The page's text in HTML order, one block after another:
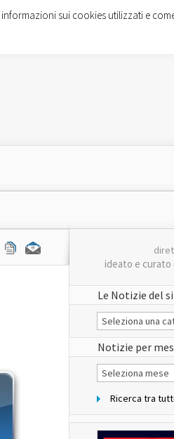
ideato e curato
Le Notizie del
Le
Notizie
del
sito
Notizie per
Notizie
per
Ricerca tra
sui cookies utilizzati e